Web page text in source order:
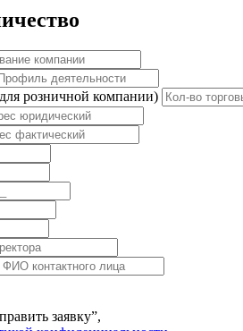
розничной компании)
заявку”,